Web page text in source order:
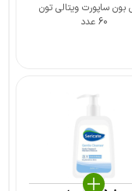
ساپورت ویتالی تون
60 عدد